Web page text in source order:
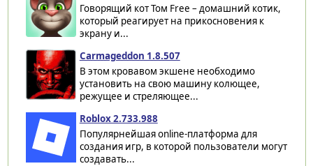
Говорящий кот Том Free – домашний котик,
который реагирует на прикосновения к
экрану и...
Carmageddon 1.8.507
В этом кровавом экшене необходимо
установить на свою машину колющее,
режущее и стреляющее...
Roblox 2.733.988
Популярнейшая online-платформа для
создания игр, в которой пользователи могут
создавать...